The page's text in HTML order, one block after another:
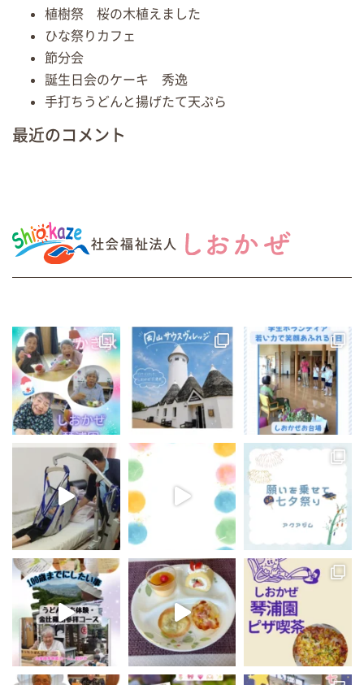
植樹祭 桜の木植えました
ひな祭りカフェ
節分会
誕生日会のケーキ 秀逸
手打ちうどんと揚げたて天ぷら
最近のコメント